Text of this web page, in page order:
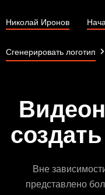
Николай Иронов
Сгенерировать логотип
Вне
представлено